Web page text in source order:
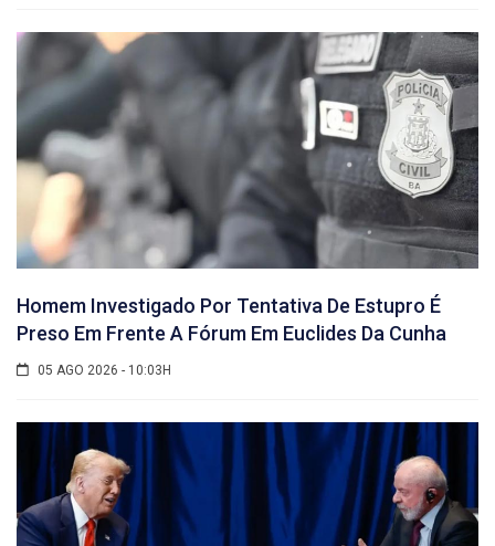
Homem Investigado Por Tentativa De Estupro É
Preso Em Frente A Fórum Em Euclides Da Cunha
05 AGO 2026 - 10:03H